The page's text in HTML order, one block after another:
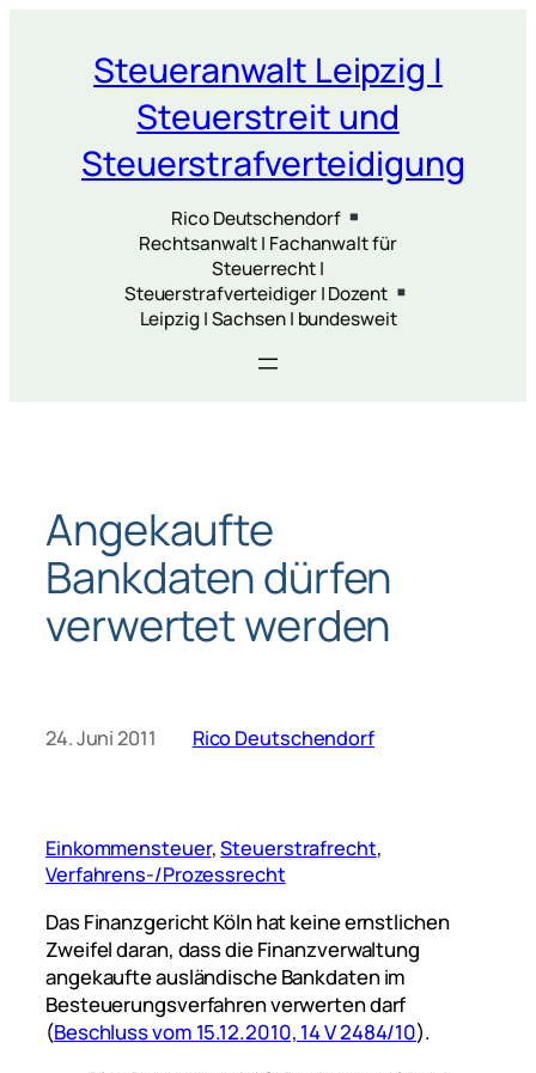
springenSteueranwalt Leipzig |
Steuerstreit und
Steuerstrafverteidigung
Rico Deutschendorf
Rechtsanwalt | Fachanwalt für
Steuerrecht |
Steuerstrafverteidiger | Dozent
Leipzig | Sachsen | bundesweit
Angekaufte
Bankdaten dürfen
verwertet werden
24. Juni 2011 Rico Deutschendorf
Einkommensteuer, Steuerstrafrecht
Verfahrens-/Prozessrecht
Das Finanzgericht Köln hat keine ernstlichen
Zweifel daran, dass die Finanzverwaltung
angekaufte ausländische Bankdaten im
Besteuerungsverfahren verwerten darf
(Beschluss vom 15.12.2010, 14 V 2484/10).